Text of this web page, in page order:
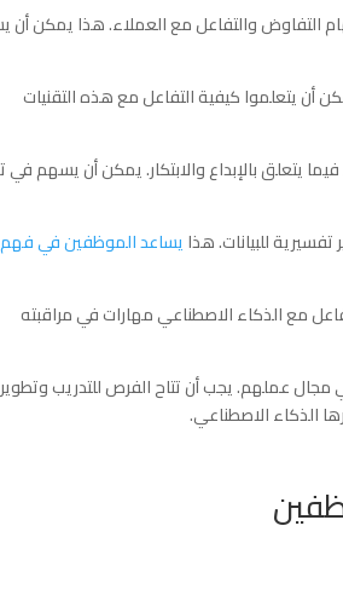
التفاوض والتفاعل مع العملاء. هذا يمكن أن
أن يتعلموا كيفية التفاعل مع هذه التقنيات
يتعلق بالإبداع والابتكار. يمكن أن يسهم في
يساعد الموظفين في فهم
مع الذكاء الاصطناعي مهارات في مراقبته
عملهم. يجب أن تتاح الفرص للتدريب وتطوير
الذكاء الاصطناعي.